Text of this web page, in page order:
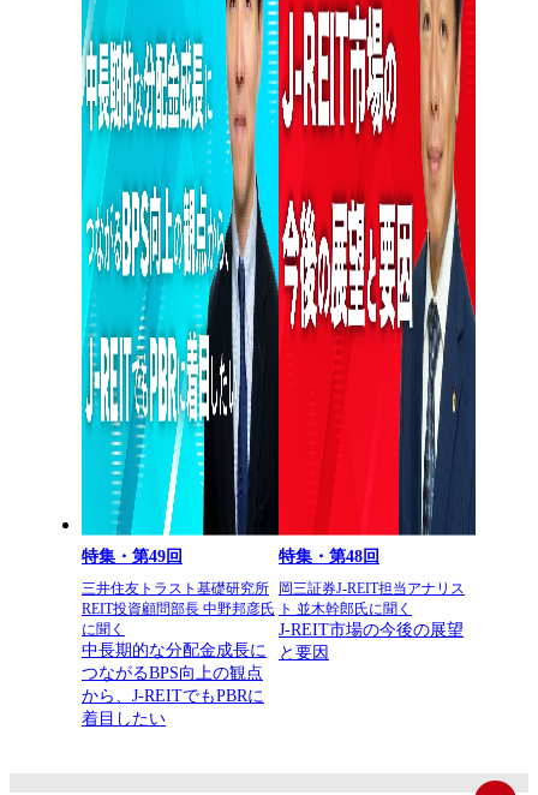
特集・第49回
三井住友トラスト基礎研究所
REIT投資顧問部長 中野邦彦氏
に聞く
中長期的な分配金成長に
つながるBPS向上の観点
から、J-REITでもPBRに
着目したい
特集・第48回
岡三証券J-REIT担当アナリス
ト 並木幹郎氏に聞く
J-REIT市場の今後の展望
と要因
ペ